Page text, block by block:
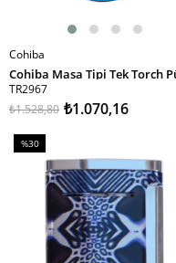
SEPETE EKLE
Cohiba
TR2967
₺1.070,16
₺1.528,80
%30
İndirim
%30İndirim